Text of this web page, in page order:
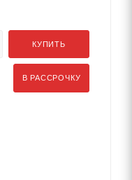
КУПИТЬ
В РАССРОЧКУ